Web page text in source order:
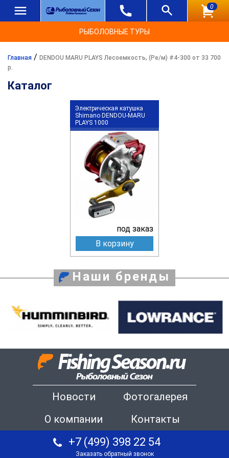
0
РЫБОЛОВНЫЕ ТУРЫ
Главная / DENDOU MARU PLAYS Лесоемкость, (Ре/м) #4-300 от 33 700
р.
Каталог
Электрическая катушка
Shimano DENDOU-MARU
PLAYS 1000
под заказ
В корзину
Наши бренды
Новости
Фотогалерея
О компании
Контакты
+7 (499) 398 22 54
Заказать обратный звонок